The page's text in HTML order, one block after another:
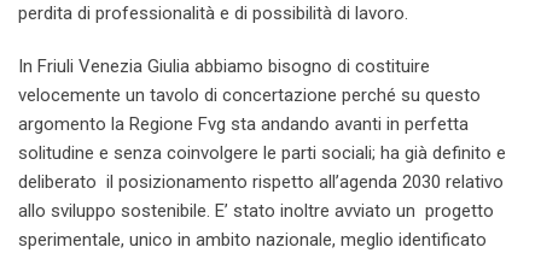
perdita di professionalità e di possibilità di lavoro.
In Friuli Venezia Giulia abbiamo bisogno di costituire
velocemente un tavolo di concertazione perché su questo
argomento la Regione Fvg sta andando avanti in perfetta
solitudine e senza coinvolgere le parti sociali; ha già definito e
deliberato il posizionamento rispetto all’agenda 2030 relativo
allo sviluppo sostenibile. E’ stato inoltre avviato un progetto
sperimentale, unico in ambito nazionale, meglio identificato